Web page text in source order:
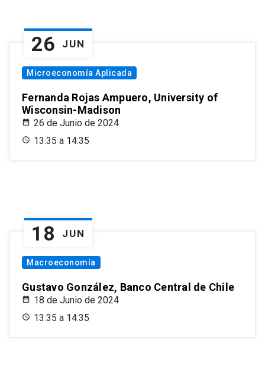
26 JUN
Microeconomía Aplicada
Fernanda Rojas Ampuero, University of
Wisconsin-Madison
26 de Junio de 2024
13:35 a 14:35
18 JUN
Macroeconomía
Gustavo González, Banco Central de Chile
18 de Junio de 2024
13:35 a 14:35